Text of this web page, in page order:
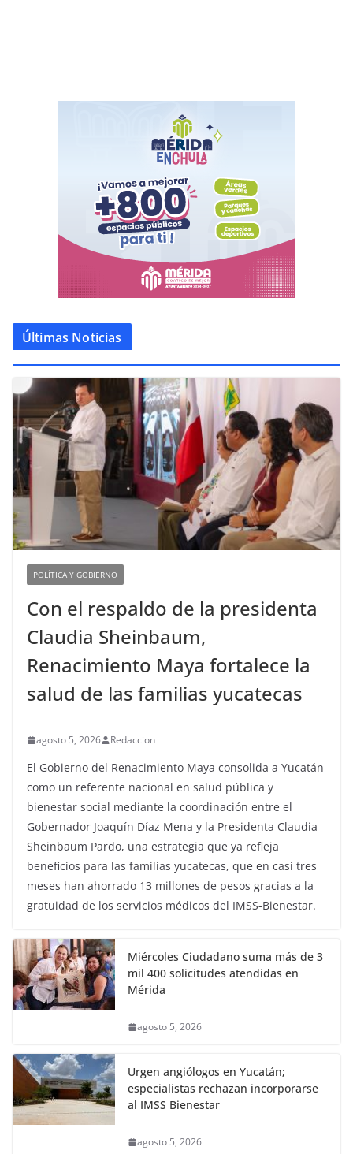
Últimas Noticias
POLÍTICA Y GOBIERNO
Con el respaldo de la presidenta
Claudia Sheinbaum,
Renacimiento Maya fortalece la
salud de las familias yucatecas
agosto 5, 2026 Redaccion
El Gobierno del Renacimiento Maya consolida a Yucatán
como un referente nacional en salud pública y
bienestar social mediante la coordinación entre el
Gobernador Joaquín Díaz Mena y la Presidenta Claudia
Sheinbaum Pardo, una estrategia que ya refleja
beneficios para las familias yucatecas, que en casi tres
meses han ahorrado 13 millones de pesos gracias a la
gratuidad de los servicios médicos del IMSS-Bienestar.
Miércoles Ciudadano suma más de 3
mil 400 solicitudes atendidas en
Mérida
agosto 5, 2026
Urgen angiólogos en Yucatán;
especialistas rechazan incorporarse
al IMSS Bienestar
agosto 5, 2026